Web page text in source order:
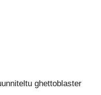
ghettoblaster